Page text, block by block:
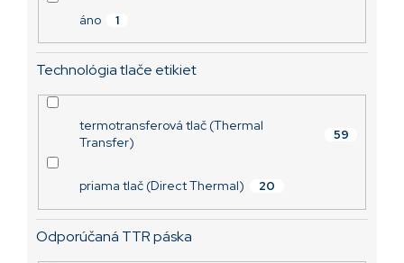
áno 1
Technológia tlače etikiet
termotransferová tlač (Thermal
Transfer)
59
priama tlač (Direct Thermal) 20
Odporúčaná TTR páska